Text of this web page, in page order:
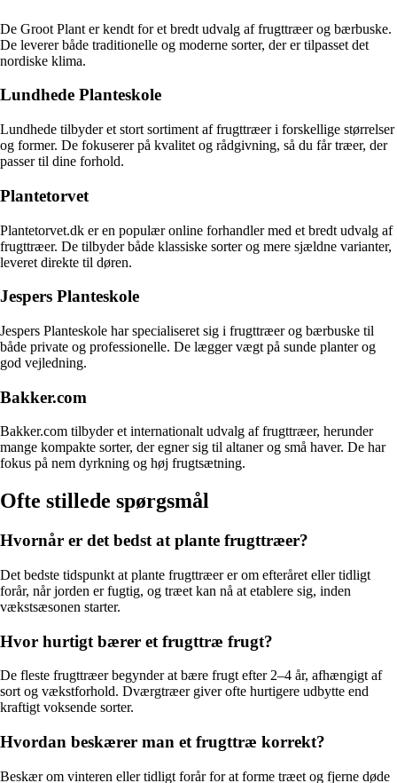
De Groot Plant er kendt for et bredt udvalg af frugttræer og bærbuske.
De leverer både traditionelle og moderne sorter, der er tilpasset det
nordiske klima.
Lundhede Planteskole
Lundhede tilbyder et stort sortiment af frugttræer i forskellige størrelser
og former. De fokuserer på kvalitet og rådgivning, så du får træer, der
passer til dine forhold.
Plantetorvet
Plantetorvet.dk er en populær online forhandler med et bredt udvalg af
frugttræer. De tilbyder både klassiske sorter og mere sjældne varianter,
leveret direkte til døren.
Jespers Planteskole
Jespers Planteskole har specialiseret sig i frugttræer og bærbuske til
både private og professionelle. De lægger vægt på sunde planter og
god vejledning.
Bakker.com
Bakker.com tilbyder et internationalt udvalg af frugttræer, herunder
mange kompakte sorter, der egner sig til altaner og små haver. De har
fokus på nem dyrkning og høj frugtsætning.
Ofte stillede spørgsmål
Hvornår er det bedst at plante frugttræer?
Det bedste tidspunkt at plante frugttræer er om efteråret eller tidligt
forår, når jorden er fugtig, og træet kan nå at etablere sig, inden
vækstsæsonen starter.
Hvor hurtigt bærer et frugttræ frugt?
De fleste frugttræer begynder at bære frugt efter 2–4 år, afhængigt af
sort og vækstforhold. Dværgtræer giver ofte hurtigere udbytte end
kraftigt voksende sorter.
Hvordan beskærer man et frugttræ korrekt?
Beskær om vinteren eller tidligt forår for at forme træet og fjerne døde